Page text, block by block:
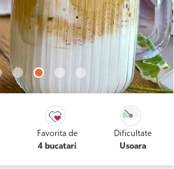
Favorita de
4 bucatari
Dificultate
Usoara